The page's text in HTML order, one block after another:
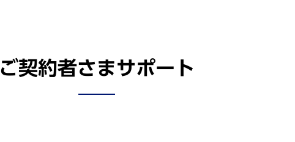
ご契約者さまサポート